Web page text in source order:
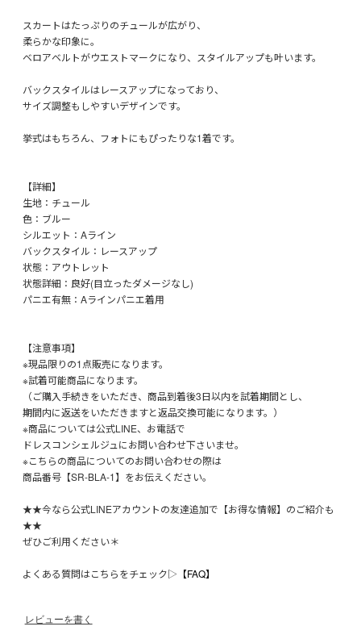
スカートはたっぷりのチュールが広がり、
柔らかな印象に。
ベロアベルトがウエストマークになり、スタイルアップも叶います。
バックスタイルはレースアップになっており、
サイズ調整もしやすいデザインです。
挙式はもちろん、フォトにもぴったりな1着です。
【詳細】
生地：チュール
色：ブルー
シルエット：Aライン
バックスタイル：レースアップ
状態：アウトレット
状態詳細：良好(目立ったダメージなし)
パニエ有無：Aラインパニエ着用
【注意事項】
※現品限りの1点販売になります。
※試着可能商品になります。
（ご購入手続きをいただき、商品到着後3日以内を試着期間とし、
期間内に返送をいただきますと返品交換可能になります。）
※商品については公式LINE、お電話で
ドレスコンシェルジュにお問い合わせ下さいませ。
※こちらの商品についてのお問い合わせの際は
商品番号【SR-BLA-1】をお伝えください。
★★今なら公式LINEアカウントの友達追加で【お得な情報】のご紹介も
★★
ぜひご利用ください＊
よくある質問はこちらをチェック▷ 【FAQ】
レビューを書く